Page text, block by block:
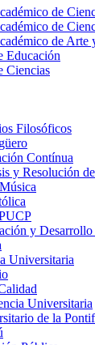
de
de
de Arte
Educación
Ciencias
Filosóficos
Contínua
y Resolución
y
Universitaria
Universitaria
de la